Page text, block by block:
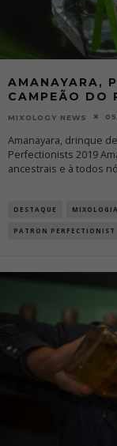
AMANAYARA,
CAMPEÃO DO
MIXOLOGY NEWS
Amanayara, drinque
Perfectionists 2019
ancestrais e à todos
DESTAQUE MIXOLOGIA
PATRON PERFECTIONIST